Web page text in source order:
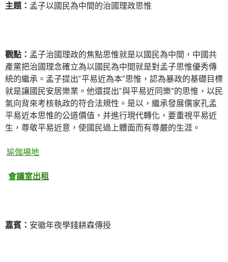
主題： 孟子以國民為中間的治國理政思惟
觀點： 孟子治國理政的焦點思惟就是以國民為中間，中國共
產黨把治國理念確立為以國民為中間就是對孟子思惟優秀傳
統的繼承。孟子提出“平易近為本”思惟，認為暴政的基礎目標
就是讓國民安居樂業。他還提出“與平易近同樂”的思惟，以民
氣向背來考核執政的符合法規性。是以，繼承發展儒家孔孟
平易近本思惟的公道價值，并進行現代轉化，要重視平易近
生，尊敬平易近意，使國民過上體面而有尊嚴的生涯。
瑜伽場地
會議室出租
嘉賓： 安徽年夜學錢耕森傳授